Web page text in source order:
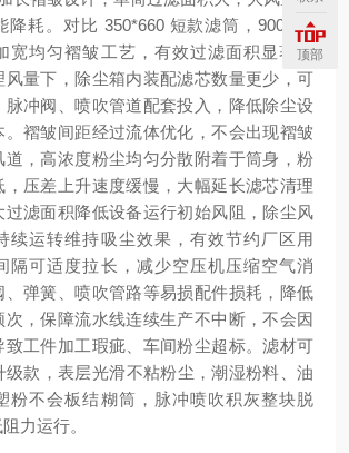
降耗。对比 350*660 短款滤筒，900mm
宽均匀褶皱工艺，有效过滤面积显著提
风量下，除尘箱内装配滤芯数量更少，可
脉冲阀、喷吹管道配套投入，降低除尘设
。褶皱间距经过流体优化，不会出现褶皱
道，高浓度粉尘均匀分散附着于筒身，粉
，压差上升速度缓慢，大幅延长滤芯清理
过滤面积降低设备运行初始风阻，除尘风
续运转维持吸尘效果，有效节约厂区用
隔可适度拉长，减少空压机压缩空气消
、弹簧、喷吹管路等易损配件损耗，降低
，保障流水线连续生产不中断，不会因
致工件加工瑕疵、车间粉尘超标。滤材可
级款，表层光滑不粘粉尘，潮湿粉料、油
粉不会板结糊筒，脉冲喷吹积灰整块脱
力运行。
顶部